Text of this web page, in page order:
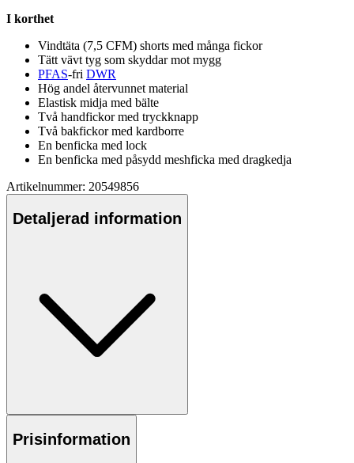
I korthet
Vindtäta (7,5 CFM) shorts med många fickor
Tätt vävt tyg som skyddar mot mygg
PFAS-fri DWR
Hög andel återvunnet material
Elastisk midja med bälte
Två handfickor med tryckknapp
Två bakfickor med kardborre
En benficka med lock
En benficka med påsydd meshficka med dragkedja
Artikelnummer: 20549856
Detaljerad information
Prisinformation